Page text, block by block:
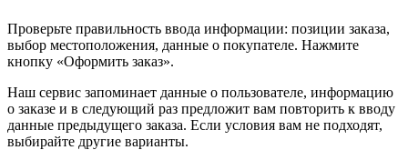
Проверьте правильность ввода информации: позиции заказа,
выбор местоположения, данные о покупателе. Нажмите
кнопку «Оформить заказ».
Наш сервис запоминает данные о пользователе, информацию
о заказе и в следующий раз предложит вам повторить к вводу
данные предыдущего заказа. Если условия вам не подходят,
выбирайте другие варианты.